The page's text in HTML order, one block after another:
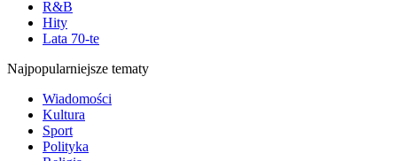
R&B
Hity
Lata 70-te
Najpopularniejsze tematy
Wiadomości
Kultura
Sport
Polityka